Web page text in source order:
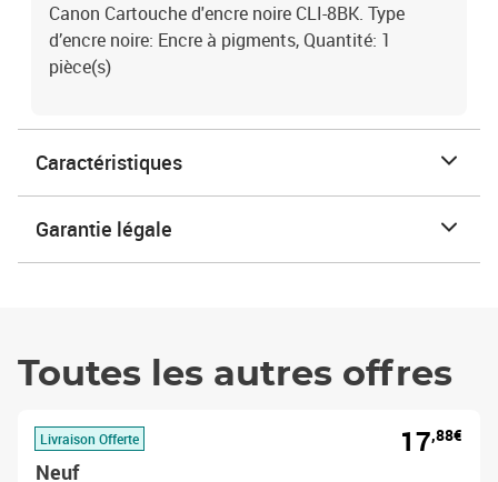
Canon Cartouche d'encre noire CLI-8BK. Type
d’encre noire: Encre à pigments, Quantité: 1
pièce(s)
Caractéristiques
Garantie légale
Toutes les autres offres
Livraison Offerte
Neuf
17,88€